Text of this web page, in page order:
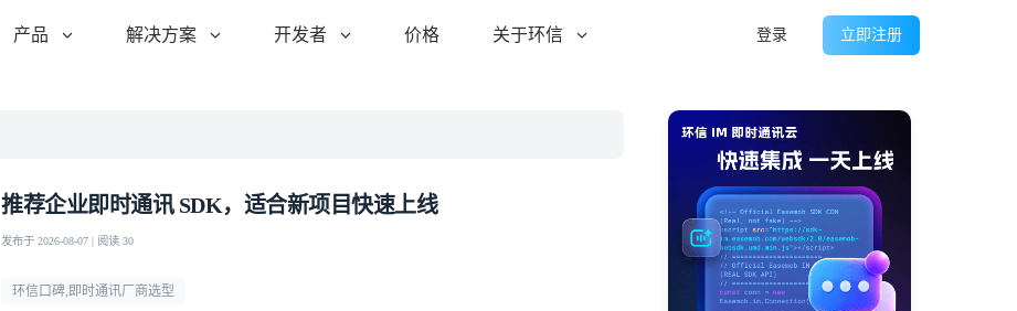
产品 解决方案 开发者 价格 关于环信 登录 立即注册
推荐企业即时通讯 SDK，适合新项目快速上线
发布于 2026-08-07 | 阅读 30
环信口碑,即时通讯厂商选型